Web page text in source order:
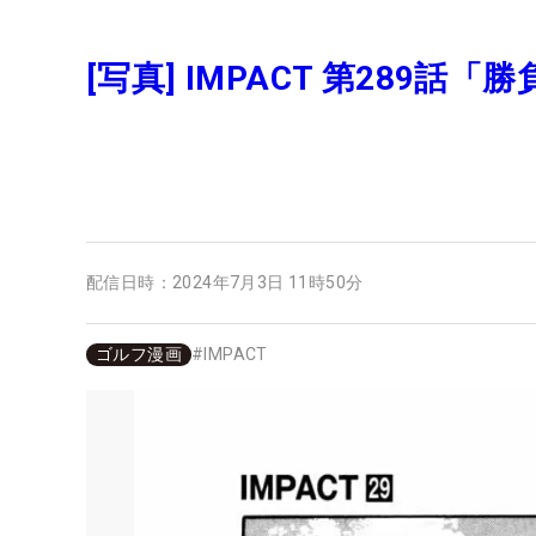
[写真] IMPACT 第289話「勝
配信日時： 2024年7月3日 11時50分
ゴルフ漫画 # IMPACT